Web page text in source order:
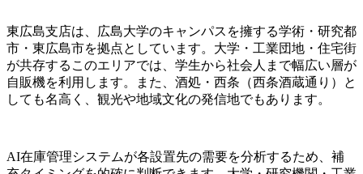
東広島支店は、広島大学のキャンパスを擁する学術・研究都
市・東広島市を拠点としています。大学・工業団地・住宅街
が共存するこのエリアでは、学生から社会人まで幅広い層が
自販機を利用します。また、酒処・西条（西条酒蔵通り）と
しても名高く、観光や地域文化の発信地でもあります。
AI在庫管理システムが各設置先の需要を分析するため、補